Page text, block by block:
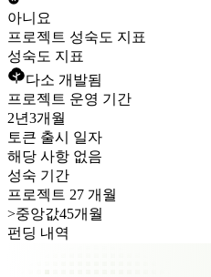
아니요
프로젝트 성숙도 지표
성숙도 지표
다소 개발됨
프로젝트 운영 기간
2년3개월
토큰 출시 일자
해당 사항 없음
성숙 기간
프로젝트 27 개월
>중앙값45개월
펀딩 내역